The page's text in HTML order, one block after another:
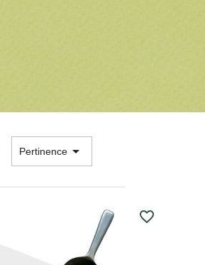
Pertinence
favorite_border